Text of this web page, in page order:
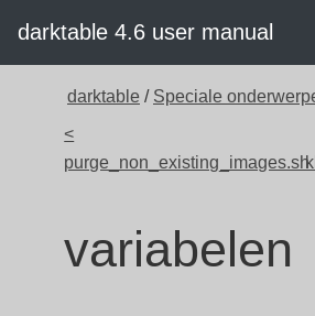
darktable 4.6 user manual
darktable / Speciale
<
purge_non_existing_images.sh
variabelen